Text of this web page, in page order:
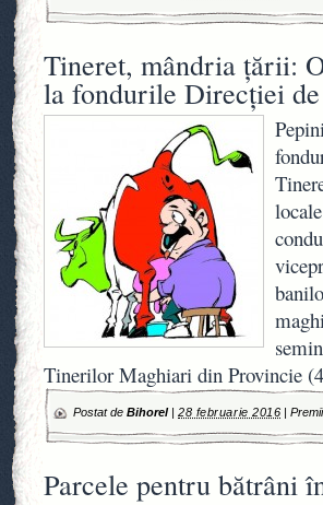
Tineret, mândria ţării:
la fondurile Direcţiei
Tinerilor Maghiari din Provincie
Postat de Bihorel| 28 februarie 2016 |
Parcele pentru bătrâni